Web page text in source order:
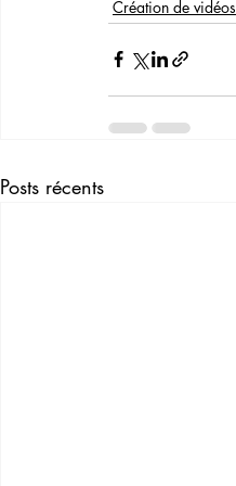
Création de vidéos
Posts récents